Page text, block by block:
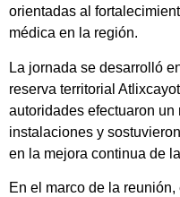
orientadas al
médica en la región.
La jornada se desarrolló
reserva territorial
autoridades efectuaron
instalaciones y
en la mejora continua de
En el marco de la